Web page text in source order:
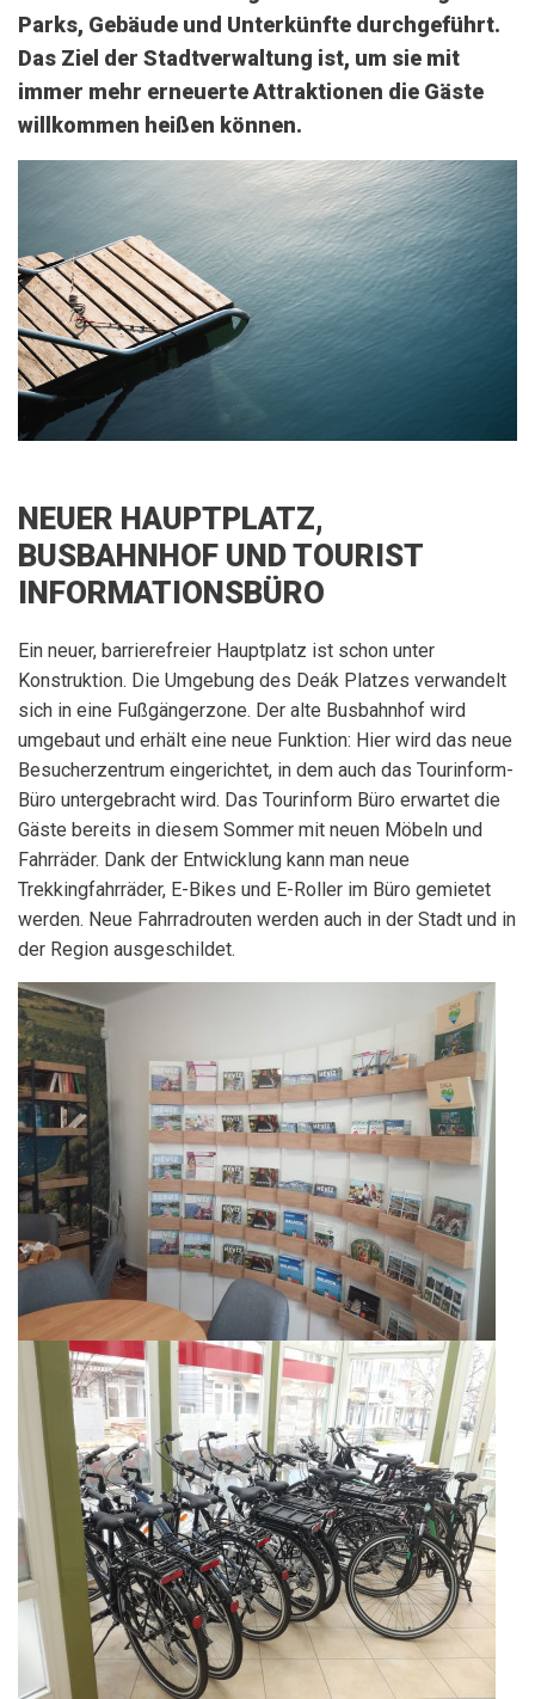
Parks, Gebäude und Unterkünfte durchgeführt.
Das Ziel der Stadtverwaltung ist, um sie mit
immer mehr erneuerte Attraktionen die Gäste
willkommen heißen können.
NEUER HAUPTPLATZ,
BUSBAHNHOF UND TOURIST
INFORMATIONSBÜRO
Ein neuer, barrierefreier Hauptplatz ist schon unter
Konstruktion. Die Umgebung des Deák Platzes verwandelt
sich in eine Fußgängerzone. Der alte Busbahnhof wird
umgebaut und erhält eine neue Funktion: Hier wird das neue
Besucherzentrum eingerichtet, in dem auch das Tourinform-
Büro untergebracht wird. Das Tourinform Büro erwartet die
Gäste bereits in diesem Sommer mit neuen Möbeln und
Fahrräder. Dank der Entwicklung kann man neue
Trekkingfahrräder, E-Bikes und E-Roller im Büro gemietet
werden. Neue Fahrradrouten werden auch in der Stadt und in
der Region ausgeschildet.